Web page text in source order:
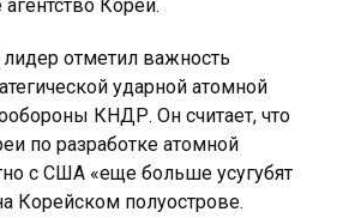
Кореи.
отметил важность
ударной атомной
КНДР. Он считает, что
по разработке атомной
с США «еще больше усугубят
Корейском полуострове.